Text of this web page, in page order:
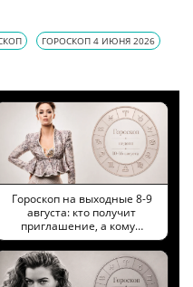
ГОРОСКОП 4 ИЮНЯ 2026
Гороскоп на выходные 8-9
августа: кто получит
приглашение, а кому…